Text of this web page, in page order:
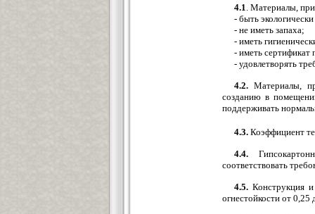
4.1 . Материалы,
- быть
- не иметь запаха;
- иметь
- иметь
- удовлетворять
4.2. Материалы,
созданию в
поддерживать
4.3. Коэффициент
4.4.
соответствовать
4.5. Конструкция
огнестойкости от 0,25